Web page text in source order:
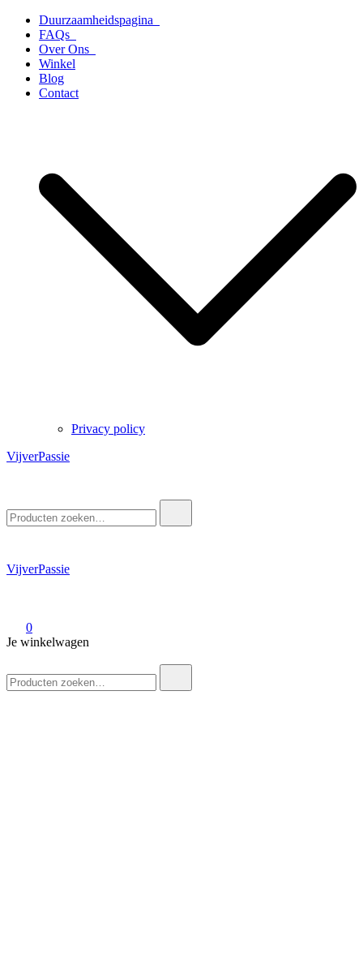
naar
inhoud
Duurzaamheidspagina
FAQs
Over Ons
Winkel
Blog
Contact
Privacy policy
VijverPassie
naar:
VijverPassie
0
Je winkelwagen
naar: